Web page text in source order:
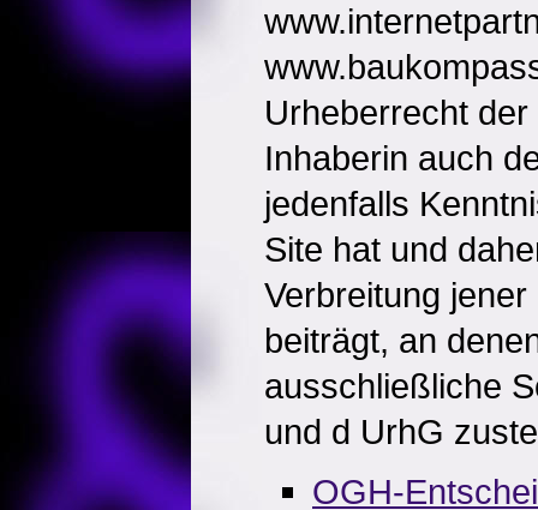
Urheberrecht
Inhaberin auch
jedenfalls
Site hat und
Verbreitung
beiträgt, an
ausschließliche
und d UrhG
OGH-